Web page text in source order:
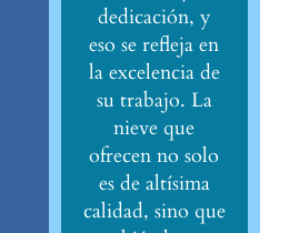
dedicación, y
eso se refleja en
la excelencia de
su trabajo. La
nieve que
ofrecen no solo
es de altísima
calidad, sino que